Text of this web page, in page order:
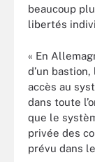
beaucoup
libertés
« En
d’un
accès au
dans toute
que le
privée des
prévu dans